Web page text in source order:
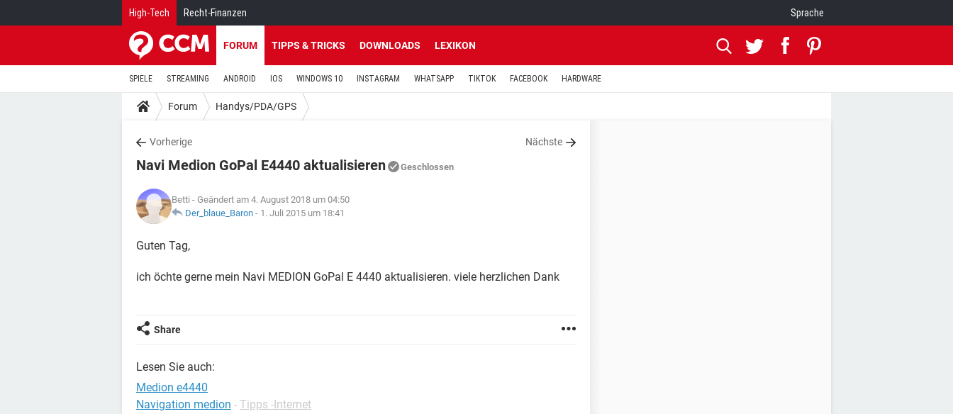
High-Tech Recht-Finanzen Sprache
FORUM TIPPS & TRICKS DOWNLOADS LEXIKON
SPIELE STREAMING ANDROID IOS WINDOWS 10 INSTAGRAM WHATSAPP TIKTOK FACEBOOK HARDWARE
Forum Handys/PDA/GPS
Vorherige Nächste
Navi Medion GoPal E4440 aktualisieren Geschlossen
Betti - Geändert am 4. August 2018 um 04:50
Der_blaue_Baron - 1. Juli 2015 um 18:41
Guten Tag,
ich öchte gerne mein Navi MEDION GoPal E 4440 aktualisieren. viele herzlichen Dank
Share
Lesen Sie auch:
Medion e4440
Navigation medion - Tipps -Internet